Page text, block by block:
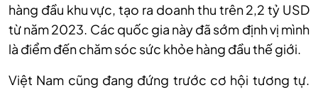
hàng đầu khu vực, tạo ra doanh thu trên 2,2 tỷ USD
từ năm 2023. Các quốc gia này đã sớm định vị mình
là điểm đến chăm sóc sức khỏe hàng đầu thế giới.
Việt Nam cũng đang đứng trước cơ hội tương tự.